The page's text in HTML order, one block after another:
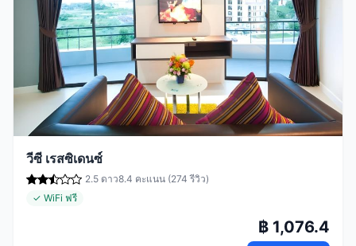
วีซี เรสซิเดนซ์
2.5 ดาว8.4 คะแนน (274 รีวิว)
✓ WiFi ฟรี
฿ 1,076.4